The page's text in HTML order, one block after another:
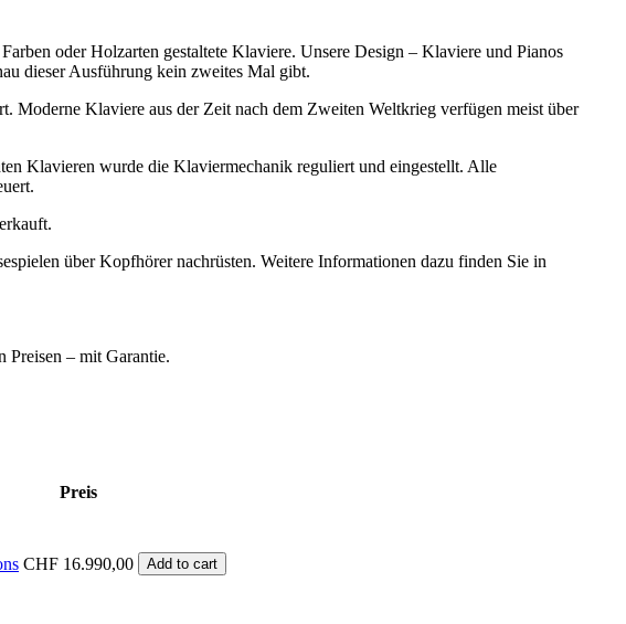
oder Holzarten gestaltete Klaviere. Unsere Design – Klaviere und Pianos
dieser Ausführung kein zweites Mal gibt.
Moderne Klaviere aus der Zeit nach dem Zweiten Weltkrieg verfügen meist über
Klavieren wurde die Klaviermechanik reguliert und eingestellt. Alle
über Kopfhörer nachrüsten. Weitere Informationen dazu finden Sie in
– mit Garantie.
Preis
CHF 16.990,00 Add to cart